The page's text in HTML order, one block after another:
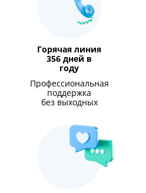
Горячая линия
356 дней в
году
Профессиональная
поддержка
без выходных